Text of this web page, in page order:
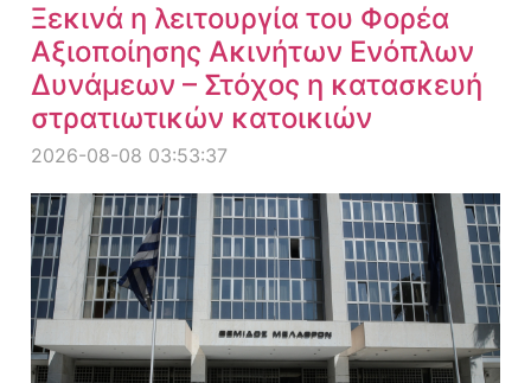
Ξεκινά η λειτουργία του Φορέα
Αξιοποίησης Ακινήτων Ενόπλων
Δυνάμεων – Στόχος η κατασκευή
στρατιωτικών κατοικιών
2026-08-08 03:53:37